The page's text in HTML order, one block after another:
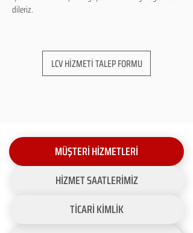
dileriz.
LCV HİZMETİ TALEP FORMU
MÜŞTERİ HİZMETLERİ
HİZMET SAATLERİMİZ
TİCARİ KİMLİK